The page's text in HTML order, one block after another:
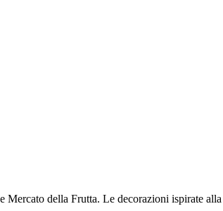
della Frutta. Le decorazioni ispirate